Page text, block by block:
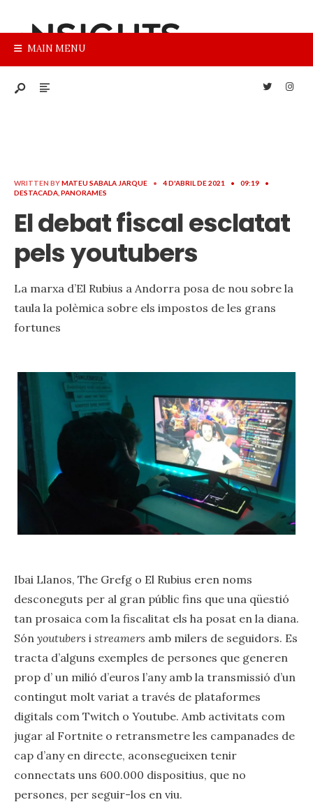
MAIN MENU
WRITTEN BYMATEU SABALA JARQUE • 4 D'ABRIL DE 2021 • 09:19
•
DESTACADA PANORAMES
El debat fiscal esclatat
pels youtubers
La marxa d’El Rubius a Andorra posa de nou sobre la
taula la polèmica sobre els impostos de les grans
fortunes
Ibai Llanos, The Grefg o El Rubius eren noms
desconeguts per al gran públic fins que una qüestió
tan prosaica com la fiscalitat els ha posat en la diana.
Són youtubers i streamers amb milers de seguidors. Es
tracta d’alguns exemples de persones que generen
prop d’ un milió d’euros l’any amb la transmissió d’un
contingut molt variat a través de plataformes
digitals com Twitch o Youtube. Amb activitats com
jugar al Fortnite o retransmetre les campanades de
cap d’any en directe, aconsegueixen tenir
connectats uns 600.000 dispositius, que no
persones, per seguir-los en viu.